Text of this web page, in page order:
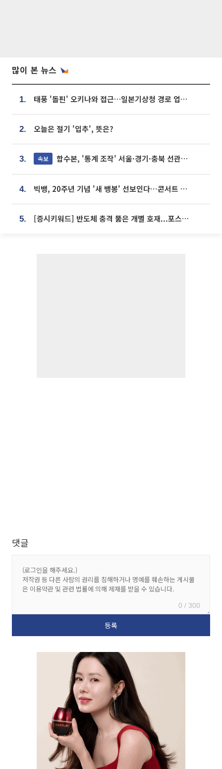
많이 본 뉴스
1. 태풍 '돌핀' 오키나와 접근…일본기상청 경로 업데이트
2. 오늘은 절기 '입추', 뜻은?
3. 속보 합수본, '통계 조작' 서울·경기·충북 선관위 등 추가 압수수색
4. 빅뱅, 20주년 기념 '새 뱅봉' 선보인다⋯콘서트 앞두고 팝업 개최
5. [증시키워드] 반도체 충격 뚫은 개별 호재...포스코퓨처엠·에코프로·한화솔루션 '눈길'
댓글
0 / 300